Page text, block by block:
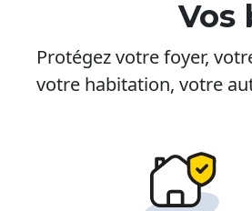
Vos
Protégez votre foyer,
votre habitation, votre